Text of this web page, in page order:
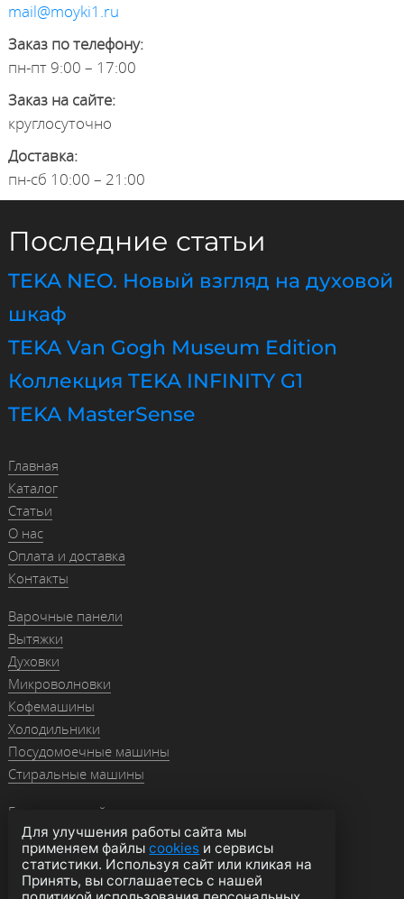
mail@moyki1.ru
Заказ по телефону:
пн-пт 9:00 – 17:00
Заказ на сайте:
круглосуточно
Доставка:
пн-сб 10:00 – 21:00
Последние статьи
TEKA NEO. Новый взгляд на духовой
шкаф
TEKA Van Gogh Museum Edition
Коллекция TEKA INFINITY G1
TEKA MasterSense
Главная
Каталог
Статьи
О нас
Оплата и доставка
Контакты
Варочные панели
Вытяжки
Духовки
Микроволновки
Кофемашины
Холодильники
Посудомоечные машины
Стиральные машины
Гранитные мойки
Мойки из нержавейки
Смесители
Аксессуары
Для улучшения работы сайта мы
применяем файлыcookies и сервисы
статистики. Используя сайт или кликая на
Принять, вы соглашаетесь с нашей